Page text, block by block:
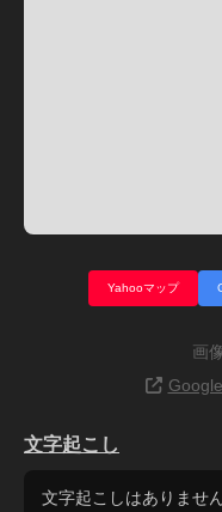
Yahooマップ
画
文字起こし
文字起こしはありませ